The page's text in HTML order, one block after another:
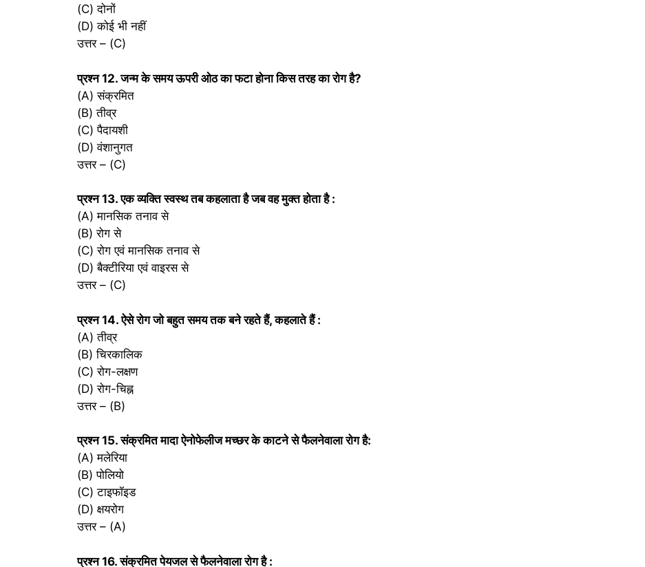
(C) दोनों
(D) कोई भी नहीं
उत्तर – (C)
प्रश्‍न 12. जन्म के समय ऊपरी ओठ का फटा होना किस तरह का रोग है?
(A) संक्रमित
(B) तीव्र
(C) पैदायशी
(D) वंशानुगत
उत्तर – (C)
प्रश्‍न 13. एक व्यक्ति स्वस्थ तब कहलाता है जब वह मुक्त होता है :
(A) मानसिक तनाव से
(B) रोग से
(C) रोग एवं मानसिक तनाव से
(D) बैक्टीरिया एवं वाइरस से
उत्तर – (C)
प्रश्‍न 14. ऐसे रोग जो बहुत समय तक बने रहते हैं, कहलाते हैं :
(A) तीव्र
(B) चिरकालिक
(C) रोग-लक्षण
(D) रोग-चिह्न
उत्तर – (B)
प्रश्‍न 15. संक्रमित मादा ऐनोफेलीज मच्छर के काटने से फैलनेवाला रोग है:
(A) मलेरिया
(B) पोलियो
(C) टाइफॉइड
(D) क्षयरोग
उत्तर – (A)
प्रश्‍न 16. संक्रमित पेयजल से फैलनेवाला रोग है :